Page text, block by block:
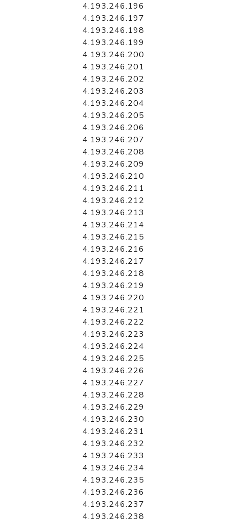
4.193.246.196
4.193.246.197
4.193.246.198
4.193.246.199
4.193.246.200
4.193.246.201
4.193.246.202
4.193.246.203
4.193.246.204
4.193.246.205
4.193.246.206
4.193.246.207
4.193.246.208
4.193.246.209
4.193.246.210
4.193.246.211
4.193.246.212
4.193.246.213
4.193.246.214
4.193.246.215
4.193.246.216
4.193.246.217
4.193.246.218
4.193.246.219
4.193.246.220
4.193.246.221
4.193.246.222
4.193.246.223
4.193.246.224
4.193.246.225
4.193.246.226
4.193.246.227
4.193.246.228
4.193.246.229
4.193.246.230
4.193.246.231
4.193.246.232
4.193.246.233
4.193.246.234
4.193.246.235
4.193.246.236
4.193.246.237
4.193.246.238